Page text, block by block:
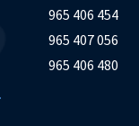
965 406 454
965 407 056
965 406 480